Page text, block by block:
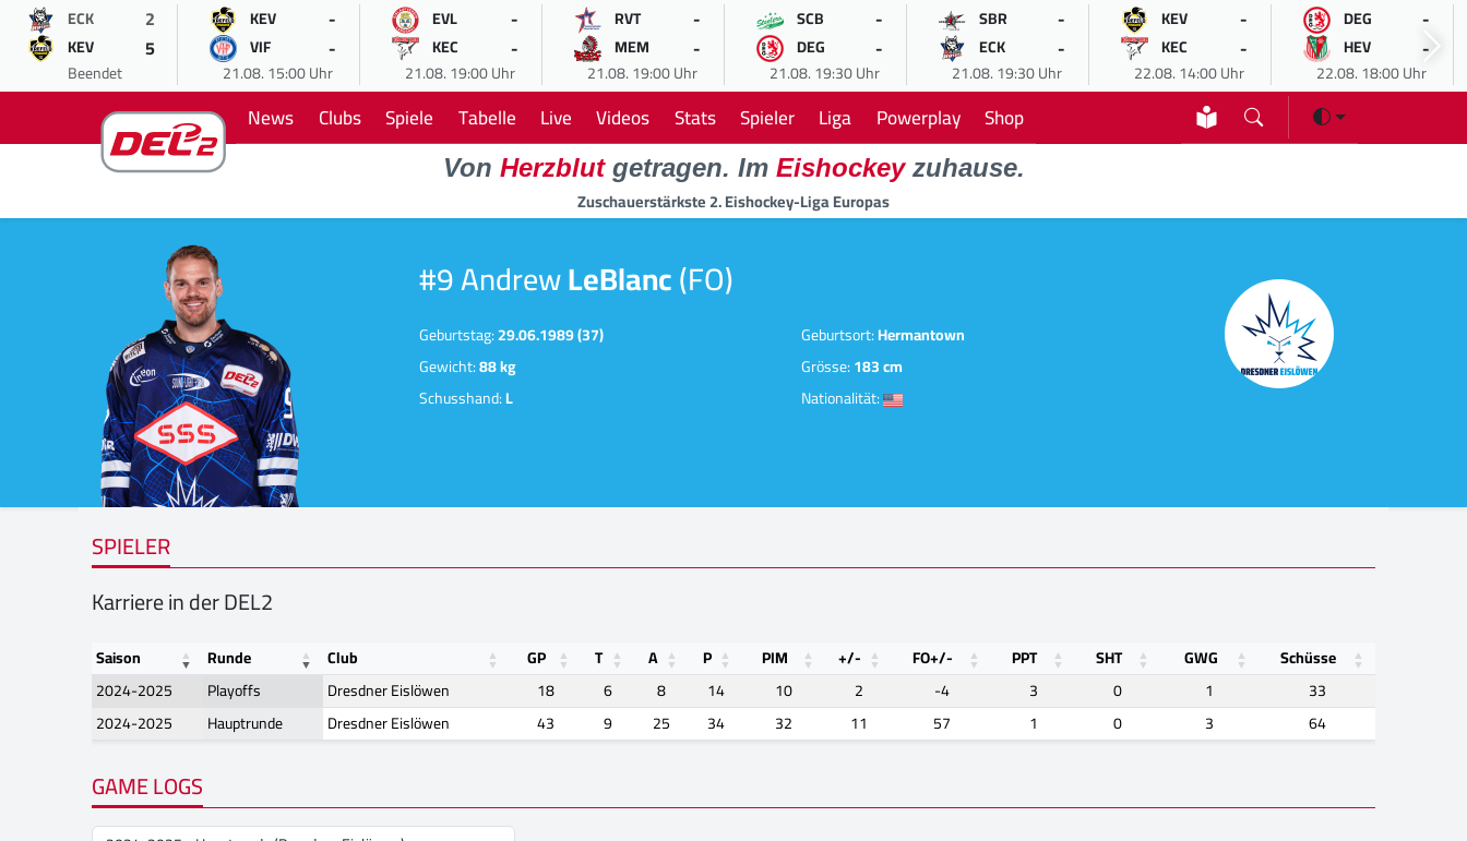
ECK 2
KEV 5
Beendet
KEV -
VIF -
21.08. 15:00 Uhr
EVL -
KEC -
21.08. 19:00 Uhr
RVT -
MEM -
21.08. 19:00 Uhr
SCB -
DEG -
21.08. 19:30 Uhr
SBR -
ECK -
21.08. 19:30 Uhr
KEV -
KEC -
22.08. 14:00 Uhr
DEG -
HEV -
22.08. 18:00 Uhr
News Clubs Spiele Tabelle Live Videos Stats Spieler Liga Powerplay Shop
Von Herzblutgetragen. Im Eishockeyzuhause.
Zuschauerstärkste 2. Eishockey-Liga Europas
#9 AndrewLeBlanc(FO)
Geburtstag:29.06.1989 (37) Geburtsort:Hermantown
Gewicht:88 kg Grösse:183 cm
Schusshand:L Nationalität:
SPIELER
Karriere in der DEL2
Saison Runde Club GP T A P PIM +/- FO+/- PPT SHT GWG
Schüsse
2024-2025
Playoffs Dresdner Eislöwen 18 6 8 14 10 2 -4 3 0 1
33
2024-2025
Hauptrunde Dresdner Eislöwen 43 9 25 34 32 11 57 1 0 3 64
GAME LOGS